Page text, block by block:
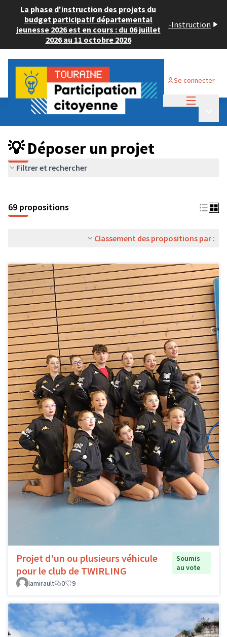
La phase d'instruction des projets du
budget participatif départemental
jeunesse 2026 est en cours : du 06 juillet
2026 au 11 octobre 2026
-Instruction
Se connecter
Budget Participatif ADULTE 2024
💡 Déposer un projet
💡 Déposer un projet
Filtrer et rechercher
69 propositions
Classement des propositions par :
Projet d'un ou plusieurs véhicule
pour le club de TWIRLING
Soumis
au vote
lamirault
0 9